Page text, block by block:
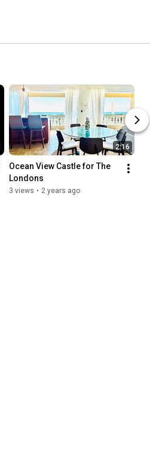
2:16
Ocean View Castle for The
Londons
3 views • 2 years ago